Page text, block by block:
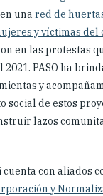
una red de
y víctimas del
en las protestas
2021. PASO ha
y
social de estos
lazos
cuenta con aliados
y